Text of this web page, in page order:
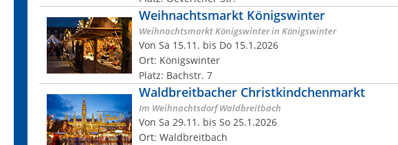
Weihnachtsmarkt Königswinter
Weihnachtsmarkt Königswinter in Königswinter
Von Sa 15.11. bis Do 15.1.2026
Ort: Königswinter
Platz: Bachstr. 7
Waldbreitbacher Christkindchenmarkt
Im Weihnachtsdorf Waldbreitbach
Von Sa 29.11. bis So 25.1.2026
Ort: Waldbreitbach